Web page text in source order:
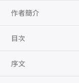
作者簡介
目次
序文